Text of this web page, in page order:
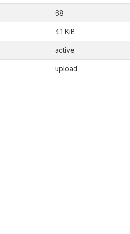
68
4.1 KiB
active
upload